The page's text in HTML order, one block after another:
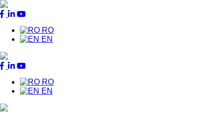
RO
EN
RO
EN